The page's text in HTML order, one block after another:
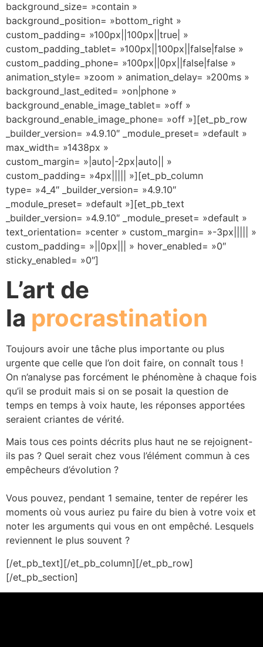
background_size= »contain »
background_position= »bottom_right »
custom_padding= »100px||100px||true| »
custom_padding_tablet= »100px||100px||false|false »
custom_padding_phone= »100px||0px||false|false »
animation_style= »zoom » animation_delay= »200ms »
background_last_edited= »on|phone »
background_enable_image_tablet= »off »
background_enable_image_phone= »off »][et_pb_row
_builder_version= »4.9.10″ _module_preset= »default »
max_width= »1438px »
custom_margin= »|auto|-2px|auto|| »
custom_padding= »4px||||| »][et_pb_column
type= »4_4″ _builder_version= »4.9.10″
_module_preset= »default »][et_pb_text
_builder_version= »4.9.10″ _module_preset= »default »
text_orientation= »center » custom_margin= »-3px||||| »
custom_padding= »||0px||| » hover_enabled= »0″
sticky_enabled= »0″]
L’art de
la procrastination
Toujours avoir une tâche plus importante ou plus
urgente que celle que l’on doit faire, on connaît tous !
On n’analyse pas forcément le phénomène à chaque fois
qu’il se produit mais si on se posait la question de
temps en temps à voix haute, les réponses apportées
seraient criantes de vérité.
Mais tous ces points décrits plus haut ne se rejoignent-
ils pas ? Quel serait chez vous l’élément commun à ces
empêcheurs d’évolution ?
Vous pouvez, pendant 1 semaine, tenter de repérer les
moments où vous auriez pu faire du bien à votre voix et
noter les arguments qui vous en ont empêché. Lesquels
reviennent le plus souvent ? ​
[/et_pb_text][/et_pb_column][/et_pb_row]
[/et_pb_section]